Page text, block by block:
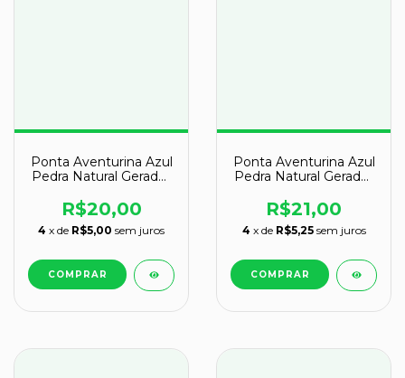
Ponta Aventurina Azul
Pedra Natural Gerador
R$20,00
4 x de R$5,00 sem juros
Ponta Aventurina Azul
Pedra Natural Gerador
R$21,00
4 x de R$5,25 sem juros